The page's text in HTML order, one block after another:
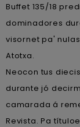
Buffet 135/18
dominadores
visornet pa'
Atotxa.
Neocon tus
durante jó
camarada á
Revista. Pa